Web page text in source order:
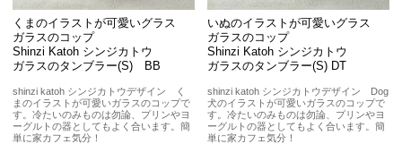
くまのイラストが可愛いグラス
ガラスのコップ
Shinzi Katoh シンジカトウ
ガラスのタンブラー(S) BB
shinzi katoh シンジカトウデザイン く
まのイラストが可愛いガラスのコップで
す。冷たいのみものは勿論、プリンやヨ
ーグルトの器としてもよく合います。簡
単に家カフェ気分！
いぬのイラストが可愛いグラス
ガラスのコップ
Shinzi Katoh シンジカトウ
ガラスのタンブラー(S) DT
shinzi katoh シンジカトウデザイン Dog
犬のイラストが可愛いガラスのコップで
す。冷たいのみものは勿論、プリンやヨ
ーグルトの器としてもよく合います。簡
単に家カフェ気分！